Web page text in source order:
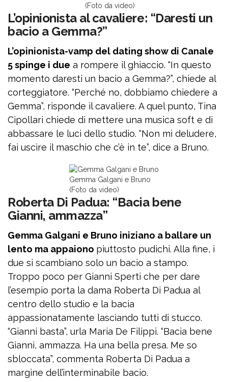
(Foto da video)
L’opinionista al cavaliere: “Daresti un
bacio a Gemma?”
L’opinionista-vamp del dating show di Canale
5 spinge i due a rompere il ghiaccio. “In questo
momento daresti un bacio a Gemma?”, chiede al
corteggiatore. “Perché no, dobbiamo chiedere a
Gemma”, risponde il cavaliere. A quel punto, Tina
Cipollari chiede di mettere una musica soft e di
abbassare le luci dello studio. “Non mi deludere,
fai uscire il maschio che c’è in te”, dice a Bruno.
Gemma Galgani e Bruno
(Foto da video)
Roberta Di Padua: “Bacia bene
Gianni, ammazza”
Gemma Galgani e Bruno iniziano a ballare un
lento ma appaiono piuttosto pudichi. Alla fine, i
due si scambiano solo un bacio a stampo.
Troppo poco per Gianni Sperti che per dare
l’esempio porta la dama Roberta Di Padua al
centro dello studio e la bacia
appassionatamente lasciando tutti di stucco.
“Gianni basta”, urla Maria De Filippi. “Bacia bene
Gianni, ammazza. Ha una bella presa. Me so
sbloccata”, commenta Roberta Di Padua a
margine dell’interminabile bacio.